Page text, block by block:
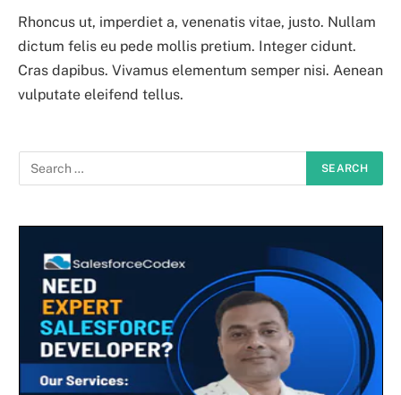
Rhoncus ut, imperdiet a, venenatis vitae, justo. Nullam
dictum felis eu pede mollis pretium. Integer cidunt.
Cras dapibus. Vivamus elementum semper nisi. Aenean
vulputate eleifend tellus.